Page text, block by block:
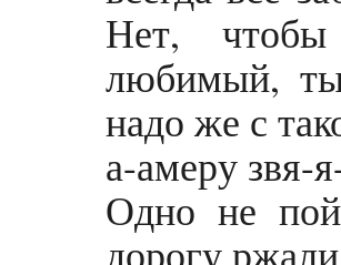
Нет, чтобы
любимый,
надо же с
а-амеру звя-
Одно не
дорогу ржали.